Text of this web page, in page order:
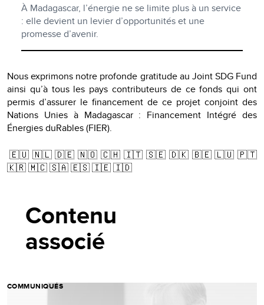
À Madagascar, l’énergie ne se limite plus à un service
: elle devient un levier d’opportunités et une
promesse d’avenir.
Nous exprimons notre profonde gratitude au Joint SDG Fund
ainsi qu’à tous les pays contributeurs de ce fonds qui ont
permis d’assurer le financement de ce projet conjoint des
Nations Unies à Madagascar : Financement Intégré des
Énergies duRables (FIER).
🇪🇺 🇳🇱 🇩🇪 🇳🇴 🇨🇭 🇮🇹 🇸🇪 🇩🇰 🇧🇪 🇱🇺 🇵🇹
🇰🇷 🇲🇨 🇸🇦 🇪🇸 🇮🇪 🇮🇩
Contenu
associé
COMMUNIQUÉS